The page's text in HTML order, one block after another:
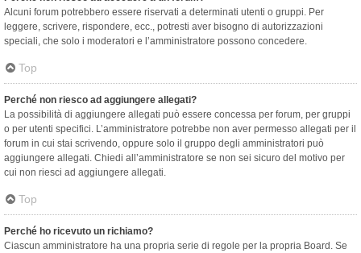
Alcuni forum potrebbero essere riservati a determinati utenti o gruppi. Per
leggere, scrivere, rispondere, ecc., potresti aver bisogno di autorizzazioni
speciali, che solo i moderatori e l’amministratore possono concedere.
Top
Perché non riesco ad aggiungere allegati?
La possibilità di aggiungere allegati può essere concessa per forum, per gruppi
o per utenti specifici. L’amministratore potrebbe non aver permesso allegati per il
forum in cui stai scrivendo, oppure solo il gruppo degli amministratori può
aggiungere allegati. Chiedi all’amministratore se non sei sicuro del motivo per
cui non riesci ad aggiungere allegati.
Top
Perché ho ricevuto un richiamo?
Ciascun amministratore ha una propria serie di regole per la propria Board. Se